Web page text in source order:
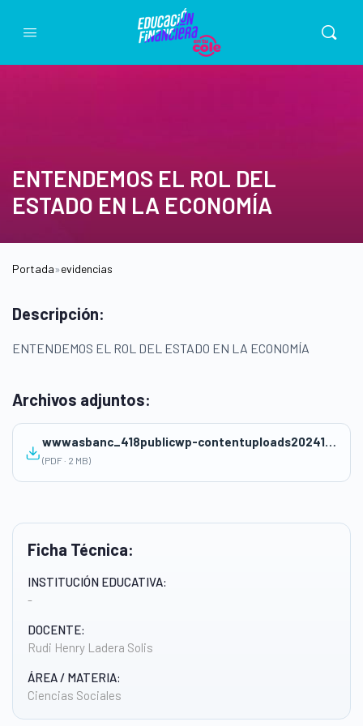
ENTENDEMOS EL ROL DEL
ESTADO EN LA ECONOMÍA
Portada»evidencias
Ficha Técnica:
INSTITUCIÓN EDUCATIVA:
-
DOCENTE:
Rudi Henry Ladera Solis
ÁREA / MATERIA:
Ciencias Sociales
Descripción:
ENTENDEMOS EL ROL DEL ESTADO EN LA ECONOMÍA
Archivos adjuntos:
wwwasbanc_418publicwp-contentuploads202411FICHA-DE-REFLEXION-SESION-01-1.pdf
(PDF · 2 MB)